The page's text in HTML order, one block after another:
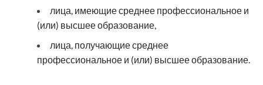
лица, имеющие среднее профессиональное и
(или) высшее образование,
лица, получающие среднее
профессиональное и (или) высшее образование.